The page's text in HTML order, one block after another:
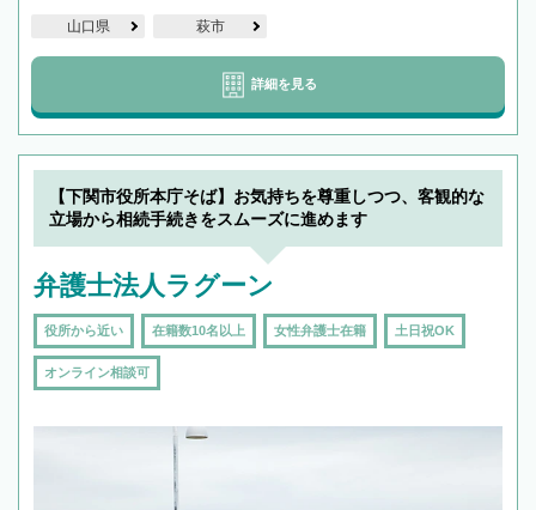
山口県 萩市
詳細を見る
【下関市役所本庁そば】お気持ちを尊重しつつ、客観的な
立場から相続手続きをスムーズに進めます
弁護士法人ラグーン
役所から近い 在籍数10名以上 女性弁護士在籍 土日祝OK
オンライン相談可